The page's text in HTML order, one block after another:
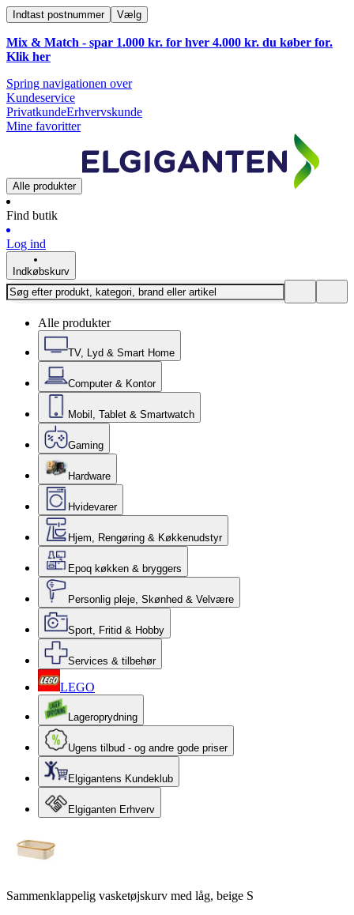
Indtast postnummer Vælg
Mix & Match - spar 1.000 kr. for hver 4.000 kr. du køber for.
Klik her
Spring navigationen over
Kundeservice
PrivatkundeErhvervskunde
Mine favoritter
Alle produkter
Find butik
Log ind
Indkøbskurv
Alle produkter
TV, Lyd & Smart Home
Computer & Kontor
Mobil, Tablet & Smartwatch
Gaming
Hardware
Hvidevarer
Hjem, Rengøring & Køkkenudstyr
Epoq køkken & bryggers
Personlig pleje, Skønhed & Velvære
Sport, Fritid & Hobby
Services & tilbehør
LEGO
Lageroprydning
Ugens tilbud - og andre gode priser
Elgigantens Kundeklub
Elgiganten Erhverv
Sammenklappelig vasketøjskurv med låg, beige S